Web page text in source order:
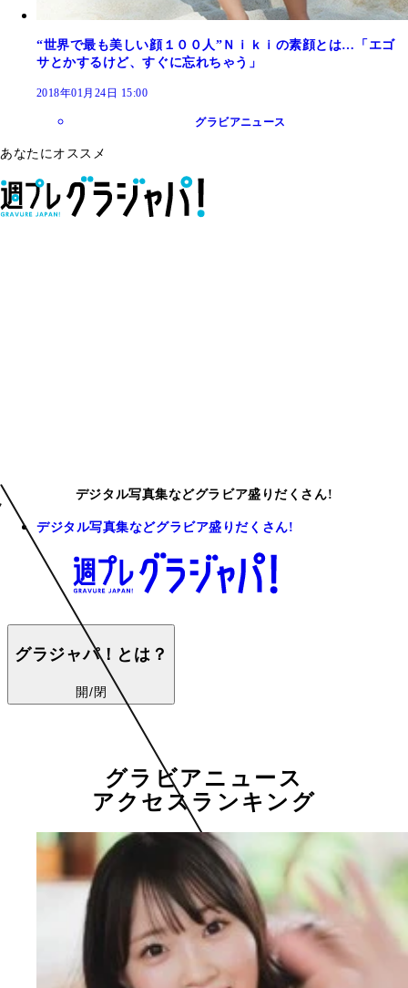
“世界で最も美しい顔１００人”Ｎｉｋｉの素顔とは…「エゴ
サとかするけど、すぐに忘れちゃう」
2018年01月24日 15:00
グラビアニュース
あなたにオススメ
デジタル写真集などグラビア盛りだくさん!
デジタル写真集などグラビア盛りだくさん!
グラジャパ！とは？
開/閉
グラビアニュース
アクセスランキング